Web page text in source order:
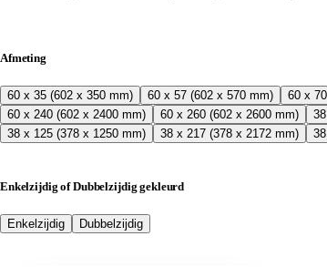
Afmeting
60 x 35 (602 x 350 mm) 60 x 57 (602 x 570 mm) 60 x
60 x 240 (602 x 2400 mm)
60 x 260 (602 x 2600 mm)
38 x 125 (378 x 1250 mm)
38 x 217 (378 x 2172 mm)
Enkelzijdig of Dubbelzijdig gekleurd
Enkelzijdig Dubbelzijdig